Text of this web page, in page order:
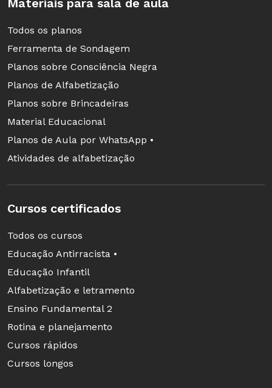
Materiais para sala de aula
Todos os planos
Ferramenta de Sondagem
Planos sobre Consciência Negra
Planos de Alfabetização
Planos sobre Brincadeiras
Material Educacional
Planos de Aula por WhatsApp •
Atividades de alfabetização
Cursos certificados
Todos os cursos
Educação Antirracista •
Educação Infantil
Alfabetização e letramento
Ensino Fundamental 2
Rotina e planejamento
Cursos rápidos
Cursos longos